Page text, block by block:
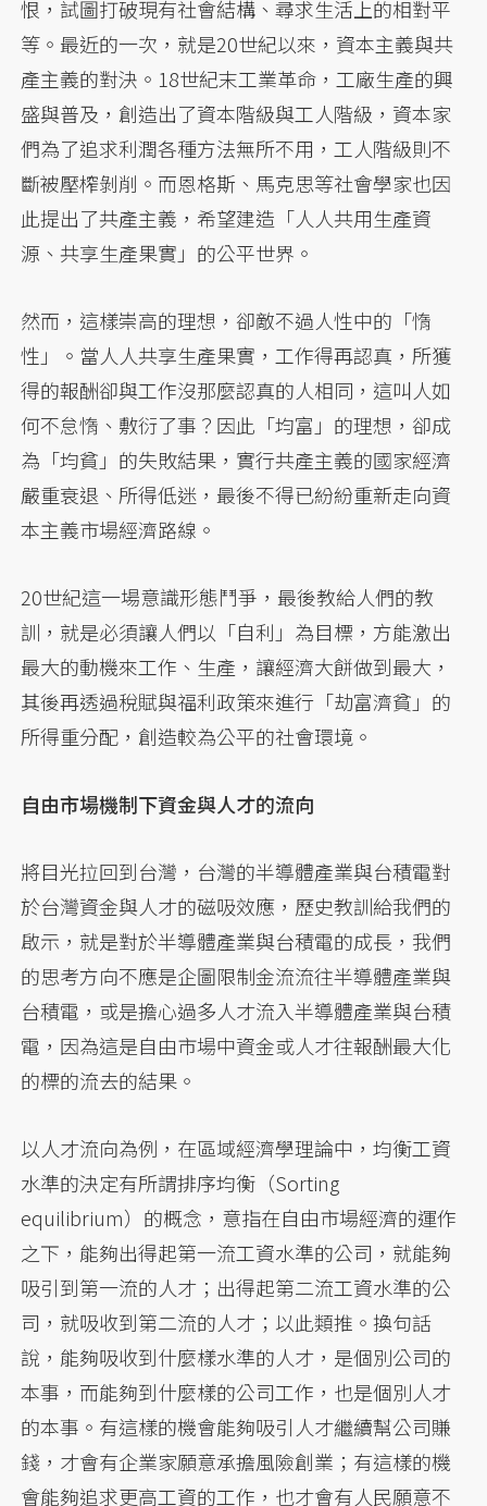
恨，試圖打破現有社會結構、尋求生活上的相對平
等。最近的一次，就是20世紀以來，資本主義與共
產主義的對決。18世紀末工業革命，工廠生產的興
盛與普及，創造出了資本階級與工人階級，資本家
們為了追求利潤各種方法無所不用，工人階級則不
斷被壓榨剝削。而恩格斯、馬克思等社會學家也因
此提出了共產主義，希望建造「人人共用生產資
源、共享生產果實」的公平世界。
然而，這樣崇高的理想，卻敵不過人性中的「惰
性」。當人人共享生產果實，工作得再認真，所獲
得的報酬卻與工作沒那麼認真的人相同，這叫人如
何不怠惰、敷衍了事？因此「均富」的理想，卻成
為「均貧」的失敗結果，實行共產主義的國家經濟
嚴重衰退、所得低迷，最後不得已紛紛重新走向資
本主義市場經濟路線。
20世紀這一場意識形態鬥爭，最後教給人們的教
訓，就是必須讓人們以「自利」為目標，方能激出
最大的動機來工作、生產，讓經濟大餅做到最大，
其後再透過稅賦與福利政策來進行「劫富濟貧」的
所得重分配，創造較為公平的社會環境。
自由市場機制下資金與人才的流向
將目光拉回到台灣，台灣的半導體產業與台積電對
於台灣資金與人才的磁吸效應，歷史教訓給我們的
啟示，就是對於半導體產業與台積電的成長，我們
的思考方向不應是企圖限制金流流往半導體產業與
台積電，或是擔心過多人才流入半導體產業與台積
電，因為這是自由市場中資金或人才往報酬最大化
的標的流去的結果。
以人才流向為例，在區域經濟學理論中，均衡工資
水準的決定有所謂排序均衡（Sorting
equilibrium）的概念，意指在自由市場經濟的運作
之下，能夠出得起第一流工資水準的公司，就能夠
吸引到第一流的人才；出得起第二流工資水準的公
司，就吸收到第二流的人才；以此類推。換句話
說，能夠吸收到什麼樣水準的人才，是個別公司的
本事，而能夠到什麼樣的公司工作，也是個別人才
的本事。有這樣的機會能夠吸引人才繼續幫公司賺
錢，才會有企業家願意承擔風險創業；有這樣的機
會能夠追求更高工資的工作，也才會有人民願意不